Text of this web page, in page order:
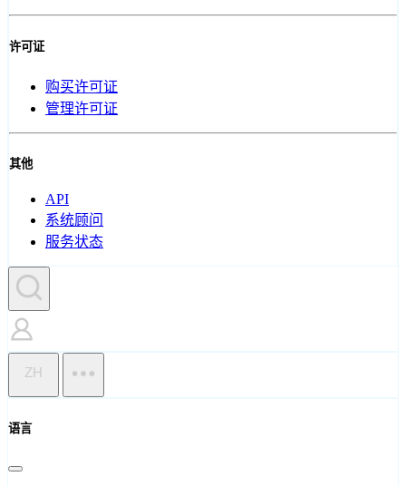
许可证
购买许可证
管理许可证
其他
API
系统顾问
服务状态
ZH
语言